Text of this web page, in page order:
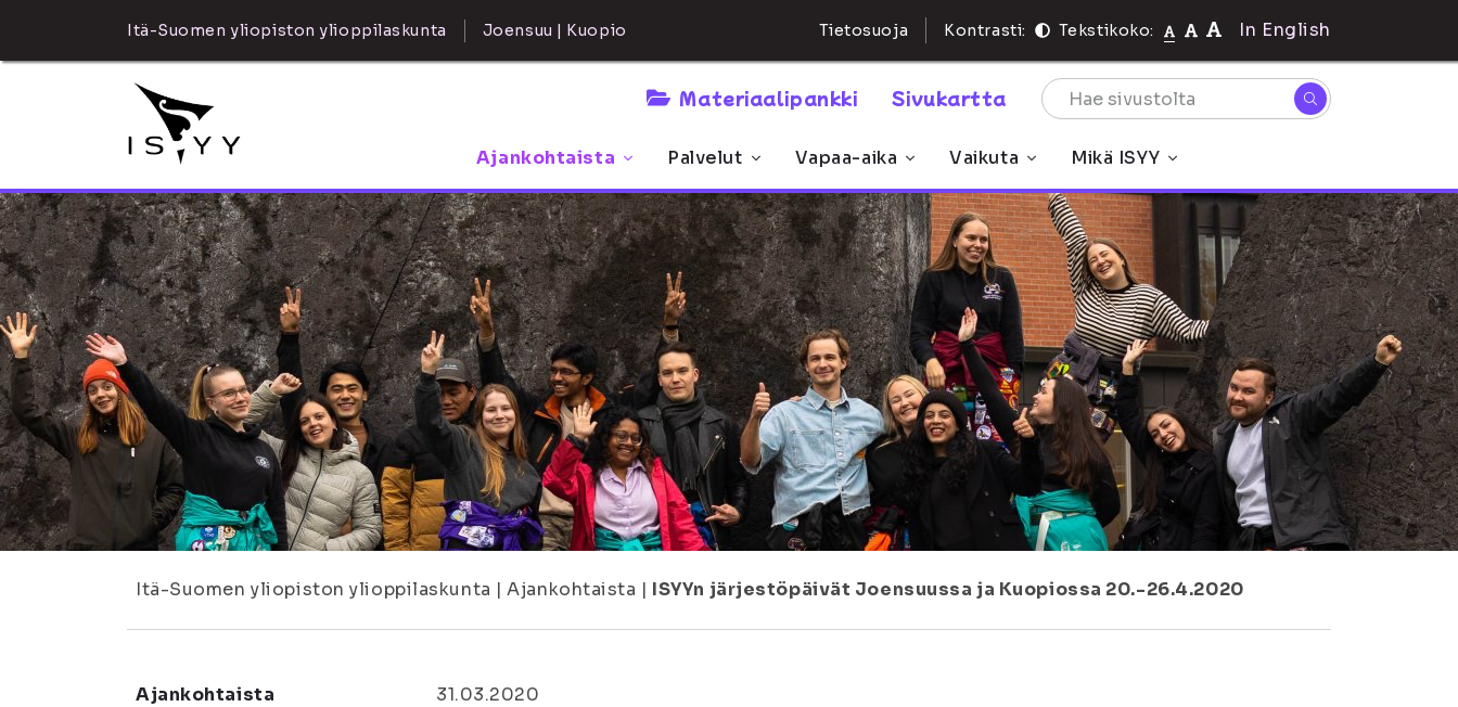
Itä-Suomen yliopiston ylioppilaskunta Joensuu | Kuopio Tietosuoja Kontrasti: Tekstikoko: In English
Materiaalipankki Sivukartta
Ajankohtaista Palvelut Vapaa-aika Vaikuta Mikä ISYY
Itä-Suomen yliopiston ylioppilaskunta | Ajankohtaista | ISYYn järjestöpäivät Joensuussa ja Kuopiossa 20.-26.4.2020
Ajankohtaista
31.03.2020